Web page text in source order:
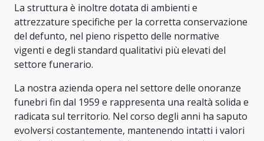
La struttura è inoltre dotata di ambienti e
attrezzature specifiche per la corretta conservazione
del defunto, nel pieno rispetto delle normative
vigenti e degli standard qualitativi più elevati del
settore funerario.
La nostra azienda opera nel settore delle onoranze
funebri fin dal 1959 e rappresenta una realtà solida e
radicata sul territorio. Nel corso degli anni ha saputo
evolversi costantemente, mantenendo intatti i valori